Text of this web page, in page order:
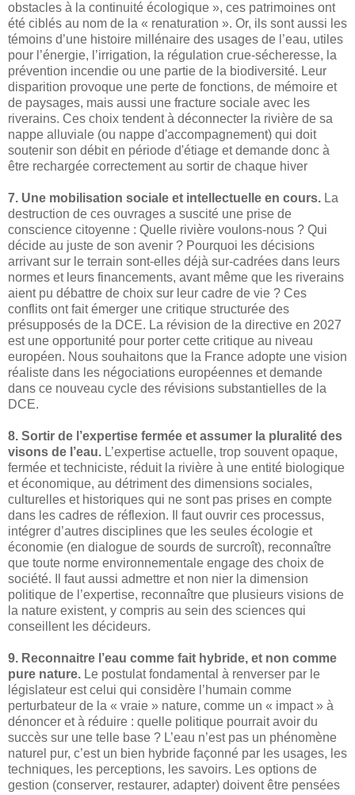
obstacles à la continuité écologique », ces patrimoines ont
été ciblés au nom de la « renaturation ». Or, ils sont aussi les
témoins d’une histoire millénaire des usages de l’eau, utiles
pour l’énergie, l’irrigation, la régulation crue-sécheresse, la
prévention incendie ou une partie de la biodiversité. Leur
disparition provoque une perte de fonctions, de mémoire et
de paysages, mais aussi une fracture sociale avec les
riverains. Ces choix tendent à déconnecter la rivière de sa
nappe alluviale (ou nappe d'accompagnement) qui doit
soutenir son débit en période d'étiage et demande donc à
être rechargée correctement au sortir de chaque hiver
7. Une mobilisation sociale et intellectuelle en cours. La
destruction de ces ouvrages a suscité une prise de
conscience citoyenne : Quelle rivière voulons-nous ? Qui
décide au juste de son avenir ? Pourquoi les décisions
arrivant sur le terrain sont-elles déjà sur-cadrées dans leurs
normes et leurs financements, avant même que les riverains
aient pu débattre de choix sur leur cadre de vie ? Ces
conflits ont fait émerger une critique structurée des
présupposés de la DCE. La révision de la directive en 2027
est une opportunité pour porter cette critique au niveau
européen. Nous souhaitons que la France adopte une vision
réaliste dans les négociations européennes et demande
dans ce nouveau cycle des révisions substantielles de la
DCE.
8. Sortir de l’expertise fermée et assumer la pluralité des
visons de l’eau. L’expertise actuelle, trop souvent opaque,
fermée et techniciste, réduit la rivière à une entité biologique
et économique, au détriment des dimensions sociales,
culturelles et historiques qui ne sont pas prises en compte
dans les cadres de réflexion. Il faut ouvrir ces processus,
intégrer d’autres disciplines que les seules écologie et
économie (en dialogue de sourds de surcroît), reconnaître
que toute norme environnementale engage des choix de
société. Il faut aussi admettre et non nier la dimension
politique de l’expertise, reconnaître que plusieurs visions de
la nature existent, y compris au sein des sciences qui
conseillent les décideurs.
9. Reconnaitre l’eau comme fait hybride, et non comme
pure nature. Le postulat fondamental à renverser par le
législateur est celui qui considère l’humain comme
perturbateur de la « vraie » nature, comme un « impact » à
dénoncer et à réduire : quelle politique pourrait avoir du
succès sur une telle base ? L’eau n’est pas un phénomène
naturel pur, c’est un bien hybride façonné par les usages, les
techniques, les perceptions, les savoirs. Les options de
gestion (conserver, restaurer, adapter) doivent être pensées